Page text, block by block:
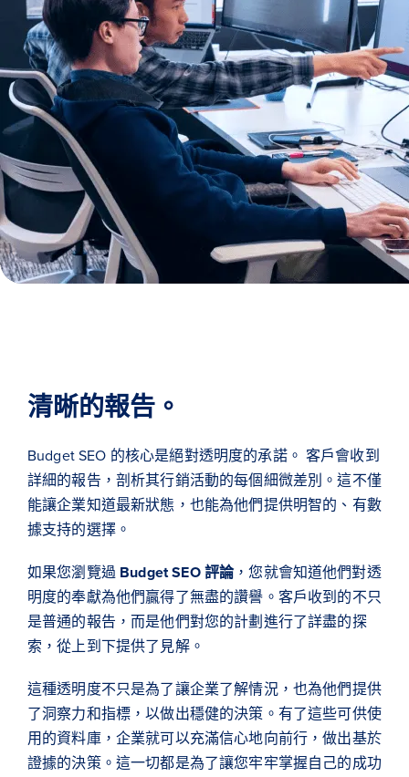
清晰的報告。
Budget SEO 的核心是絕對透明度的承諾。 客戶會收到
詳細的報告，剖析其行銷活動的每個細微差別。這不僅
能讓企業知道最新狀態，也能為他們提供明智的、有數
據支持的選擇。
如果您瀏覽過 Budget SEO 評論，您就會知道他們對透
明度的奉獻為他們贏得了無盡的讚譽。客戶收到的不只
是普通的報告，而是他們對您的計劃進行了詳盡的探
索，從上到下提供了見解。
這種透明度不只是為了讓企業了解情況，也為他們提供
了洞察力和指標，以做出穩健的決策。有了這些可供使
用的資料庫，企業就可以充滿信心地向前行，做出基於
證據的決策。這一切都是為了讓您牢牢掌握自己的成功